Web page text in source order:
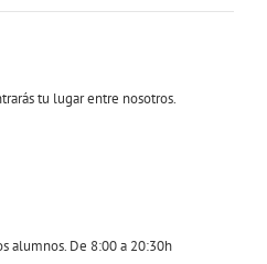
tu lugar entre nosotros.
alumnos. De 8:00 a 20:30h